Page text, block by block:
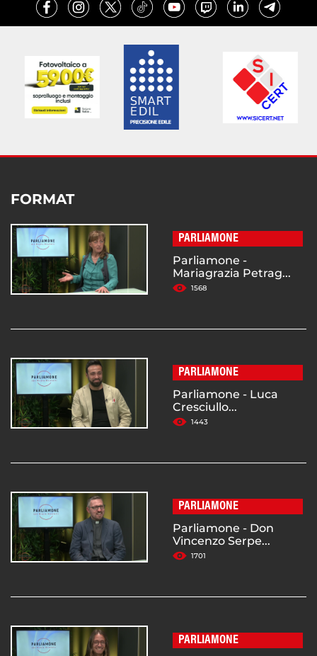
FORMAT
PARLIAMONE
Parliamone -
Mariagrazia Petrag...
1568
PARLIAMONE
Parliamone - Luca
Cresciullo...
1443
PARLIAMONE
Parliamone - Don
Vincenzo Serpe...
1701
PARLIAMONE